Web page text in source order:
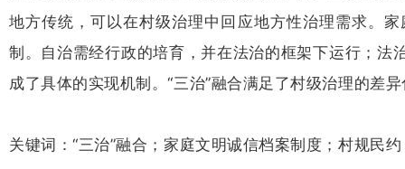
地方传统，可以在村级治理中回应地方性治理需求。
制。自治需经行政的培育，并在法治的框架下运行；
成了具体的实现机制。“三治”融合满足了村级治理的差
关键词：“三治”融合；家庭文明诚信档案制度；村规民